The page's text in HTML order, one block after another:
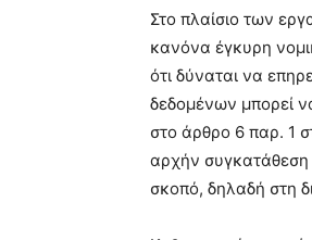
Στο πλαίσιο των
κανόνα έγκυρη
ότι δύναται να
δεδομένων μπορεί
στο άρθρο 6 παρ. 1
αρχήν συγκατάθεση
σκοπό, δηλαδή στη